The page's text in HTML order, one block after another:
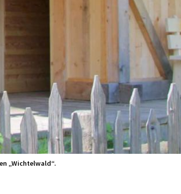
„Wichtelwald“.